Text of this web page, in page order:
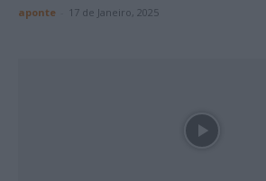
aponte 17 de Janeiro, 2025